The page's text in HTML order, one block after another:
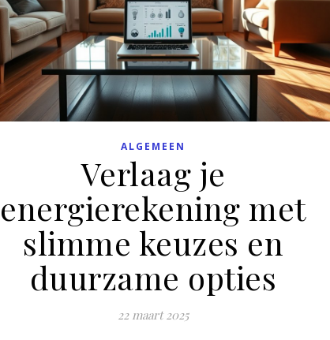
ALGEMEEN
Verlaag je
energierekening met
slimme keuzes en
duurzame opties
22 maart 2025